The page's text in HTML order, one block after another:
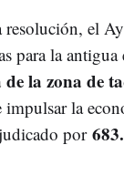
resolución, el
para la antigua
de la zona de
impulsar la
por